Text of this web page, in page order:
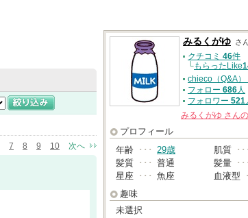
7 8 9 10 次へ
みるくがゆ さ
クチコミ 46件
└もらったLike
chieco（Q&A）
フォロー 686人
フォロワー 521
みるくがゆ さんの
プロフィール
年齢 ･･･ 29歳 肌質 ･･･
髪質 ･･･ 普通 髪量 ･･･
星座 ･･･ 魚座 血液型
趣味
未選択